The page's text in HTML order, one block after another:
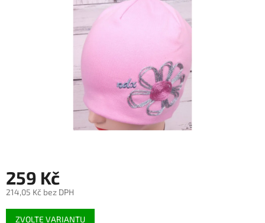
259 Kč
214,05 Kč bez DPH
Měrná
cena:
ZVOLTE VARIANTU